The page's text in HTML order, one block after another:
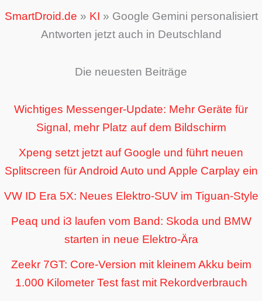
SmartDroid.de » KI » Google Gemini personalisiert
Antworten jetzt auch in Deutschland
Die neuesten Beiträge
Wichtiges Messenger-Update: Mehr Geräte für
Signal, mehr Platz auf dem Bildschirm
Xpeng setzt jetzt auf Google und führt neuen
Splitscreen für Android Auto und Apple Carplay ein
VW ID Era 5X: Neues Elektro-SUV im Tiguan-Style
Peaq und i3 laufen vom Band: Skoda und BMW
starten in neue Elektro-Ära
Zeekr 7GT: Core-Version mit kleinem Akku beim
1.000 Kilometer Test fast mit Rekordverbrauch